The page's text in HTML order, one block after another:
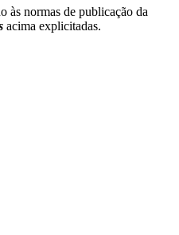
às normas de publicação da
acima explicitadas.